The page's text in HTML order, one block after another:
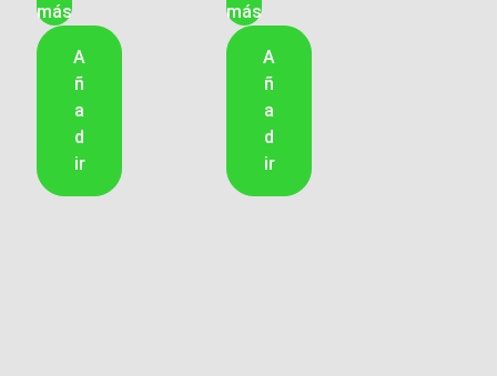
más
A
ñ
a
d
ir
más
A
ñ
a
d
ir